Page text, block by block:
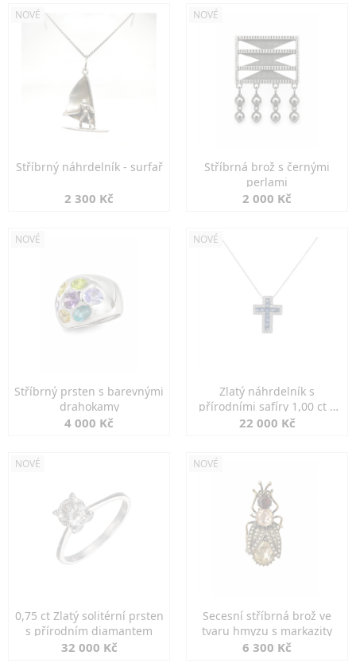
NOVÉ
Stříbrný náhrdelník - surfař
2 300 Kč
NOVÉ
Stříbrná brož s černými
perlami
2 000 Kč
NOVÉ
Stříbrný prsten s barevnými
drahokamy
4 000 Kč
NOVÉ
Zlatý náhrdelník s
přírodními safíry 1,00 ct a
diamanty
22 000 Kč
NOVÉ
0,75 ct Zlatý solitérní prsten
s přírodním diamantem
32 000 Kč
NOVÉ
Secesní stříbrná brož ve
tvaru hmyzu s markazity
6 300 Kč